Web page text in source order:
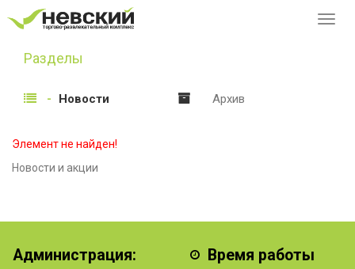
Разделы
Новости Архив
Элемент не найден!
Новости и акции
Администрация: Время работы